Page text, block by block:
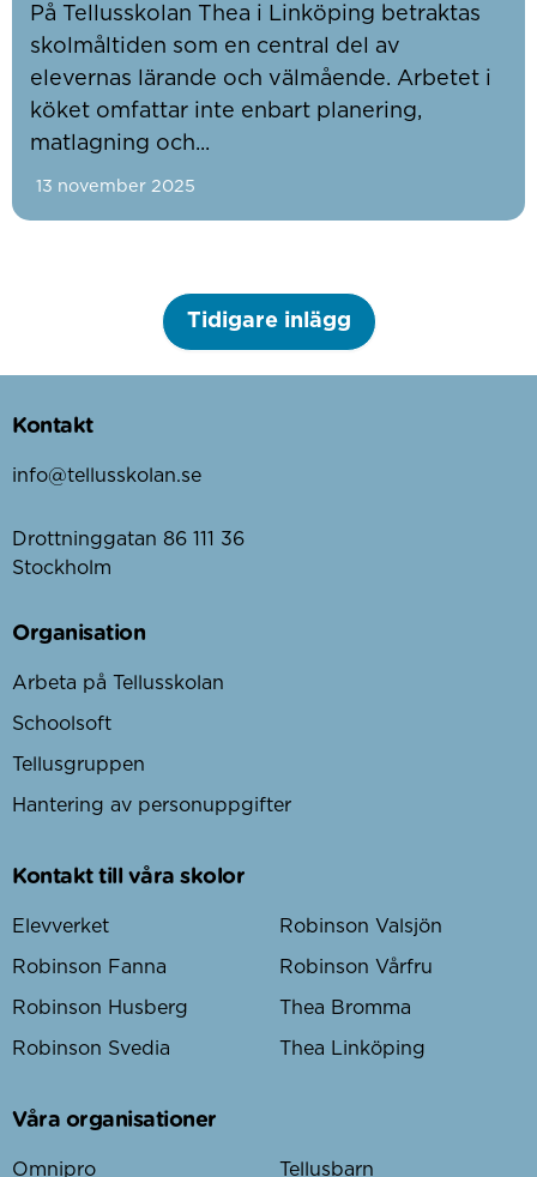
På Tellusskolan Thea i Linköping betraktas
skolmåltiden som en central del av
elevernas lärande och välmående. Arbetet i
köket omfattar inte enbart planering,
matlagning och...
13 november 2025
Tidigare inlägg
Kontakt
info@tellusskolan.se
Drottninggatan 86 111 36
Stockholm
Organisation
Arbeta på Tellusskolan
Schoolsoft
Tellusgruppen
Hantering av personuppgifter
Kontakt till våra skolor
Elevverket
Robinson Fanna
Robinson Husberg
Robinson Svedia
Robinson Valsjön
Robinson Vårfru
Thea Bromma
Thea Linköping
Våra organisationer
Omnipro Tellusbarn